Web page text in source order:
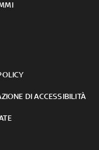
DI ACCESSIBILITÀ